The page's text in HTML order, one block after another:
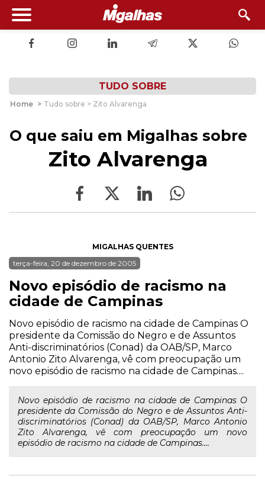
TUDO SOBRE
Home > Tudo sobre > Zito Alvarenga
O que saiu em Migalhas sobre
Zito Alvarenga
MIGALHAS QUENTES
terça-feira, 20 de dezembro de 2005
Novo episódio de racismo na
cidade de Campinas
Novo episódio de racismo na cidade de Campinas O
presidente da Comissão do Negro e de Assuntos
Anti-discriminatórios (Conad) da OAB/SP, Marco
Antonio Zito Alvarenga, vê com preocupação um
novo episódio de racismo na cidade de Campinas....
Novo episódio de racismo na cidade de Campinas O
presidente da Comissão do Negro e de Assuntos Anti-
discriminatórios (Conad) da OAB/SP, Marco Antonio
Zito Alvarenga, vê com preocupação um novo
episódio de racismo na cidade de Campinas....